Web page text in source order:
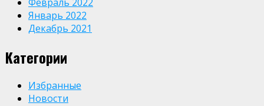
Январь 2022
Декабрь 2021
Категории
Избранные
Новости